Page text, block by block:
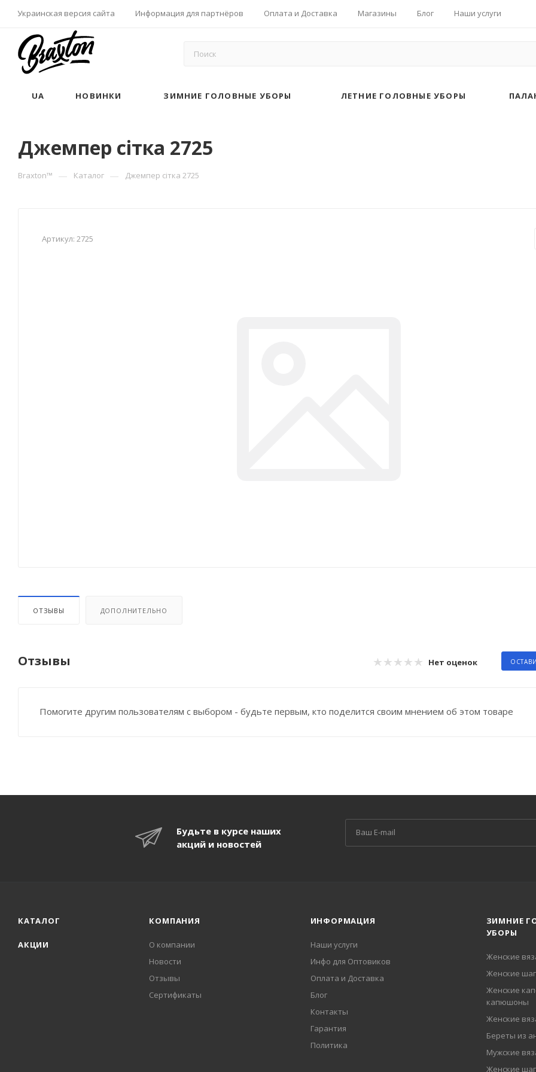
Украинская версия сайта Информация для партнёров Оплата и Доставка Магазины Блог Наши услуги
UA НОВИНКИ ЗИМНИЕ ГОЛОВНЫЕ УБОРЫ ЛЕТНИЕ ГОЛОВНЫЕ УБОРЫ
Джемпер сітка 2725
Braxton™ — Каталог — Джемпер сітка 2725
Артикул: 2725
ОТЗЫВЫ ДОПОЛНИТЕЛЬНО
Отзывы Нет оценок
Помогите другим пользователям с выбором - будьте первым, кто поделится своим мнением об этом товаре
Будьте в курсе наших
акций и новостей
КАТАЛОГ
АКЦИИ
КОМПАНИЯ
О компании
Новости
Отзывы
Сертификаты
ИНФОРМАЦИЯ
Наши услуги
Инфо для Оптовиков
Оплата и Доставка
Блог
Контакты
Гарантия
Политика
ЗИМНИЕ
УБОРЫ
Женские
Женские
Женские
капюшоны
Женские
Береты из
Мужские
Женские